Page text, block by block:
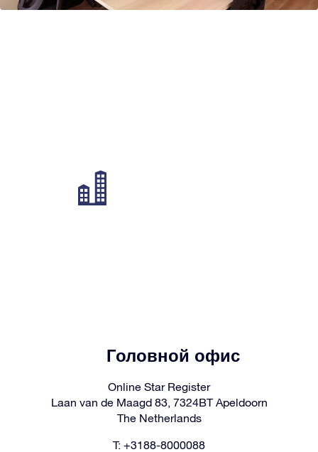
Головной офис
Online Star Register
Laan van de Maagd 83, 7324BT Apeldoorn
The Netherlands
T: +3188-8000088